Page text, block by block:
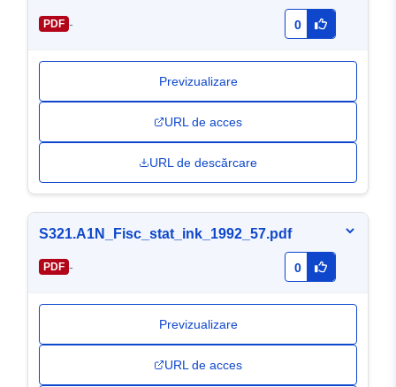
PDF - 0
Previzualizare
URL de acces
URL de descărcare
S321.A1N_Fisc_stat_ink_1992_57.pdf
PDF - 0
Previzualizare
URL de acces